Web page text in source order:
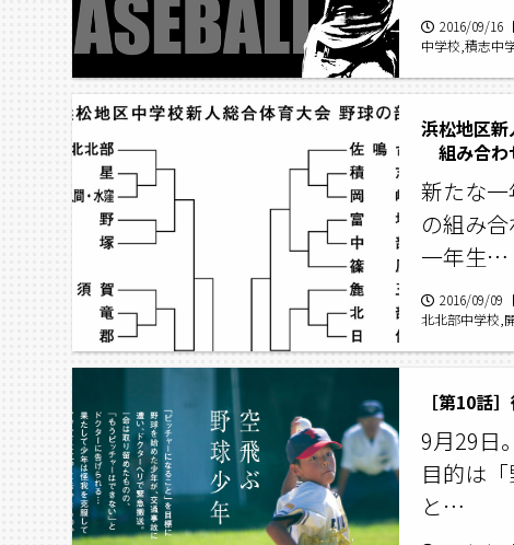
2016/09/16
中学校,積志中
浜松地区
組み合わ
新たな
の組み
一年生…
2016/09/09
北北部中学校,
［第10話
9月29日
目的は
と…